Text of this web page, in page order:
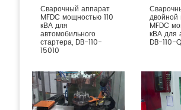
Сварочный аппарат
MFDC мощностью 110
кВА для
автомобильного
стартера, DB-110-
15010
двойной
MFDC
кВА для
DB-110-